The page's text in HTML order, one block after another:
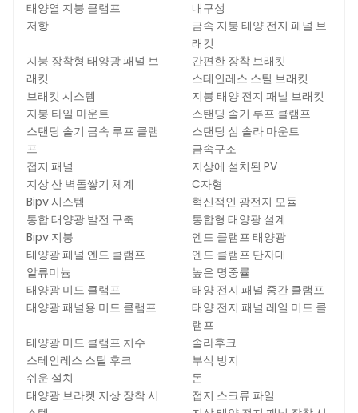
태양열 지붕 클램프
내구성
저항
금속 지붕 태양 전지 패널 브
래킷
지붕 장착형 태양광 패널 브
래킷
간편한 장착 브래킷
스테인레스 스틸 브래킷
브래킷 시스템
지붕 태양 전지 패널 브래킷
지붕 타일 마운트
스탠딩 솔기 루프 클램프
스탠딩 솔기 금속 루프 클램
프
스탠딩 심 솔라 마운트
금속구조
접지 패널
지상에 설치된 PV
지상 산 벽돌쌓기 체계
C자형
Bipv 시스템
혁신적인 광전지 모듈
통합 태양광 발전 구축
통합형 태양광 설계
Bipv 지붕
엔드 클램프 태양광
태양광 패널 엔드 클램프
엔드 클램프 단자대
알류미늄
높은 명중률
태양광 미드 클램프
태양 전지 패널 중간 클램프
태양광 패널용 미드 클램프
태양 전지 패널 레일 미드 클
램프
태양광 미드 클램프 치수
솔라후크
스테인레스 스틸 후크
부식 방지
쉬운 설치
돈
태양광 브라켓 지상 장착 시
접지 스크류 파일